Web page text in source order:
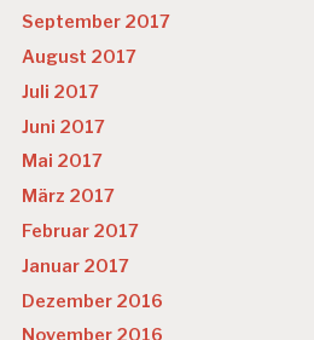
September 2017
August 2017
Juli 2017
Juni 2017
Mai 2017
März 2017
Februar 2017
Januar 2017
Dezember 2016
November 2016